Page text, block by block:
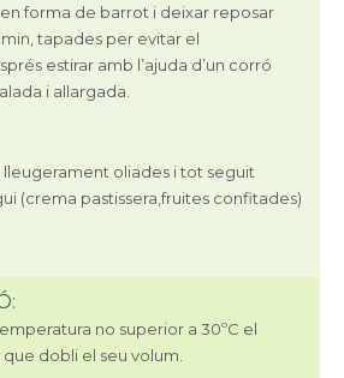
forma de barrot i deixar reposar
tapades per evitar el
estirar amb l’ajuda d’un corró
i allargada.
lleugerament oliades i tot seguit
(crema pastissera,fruites confitades)
no superior a 30ºC el
dobli el seu volum.